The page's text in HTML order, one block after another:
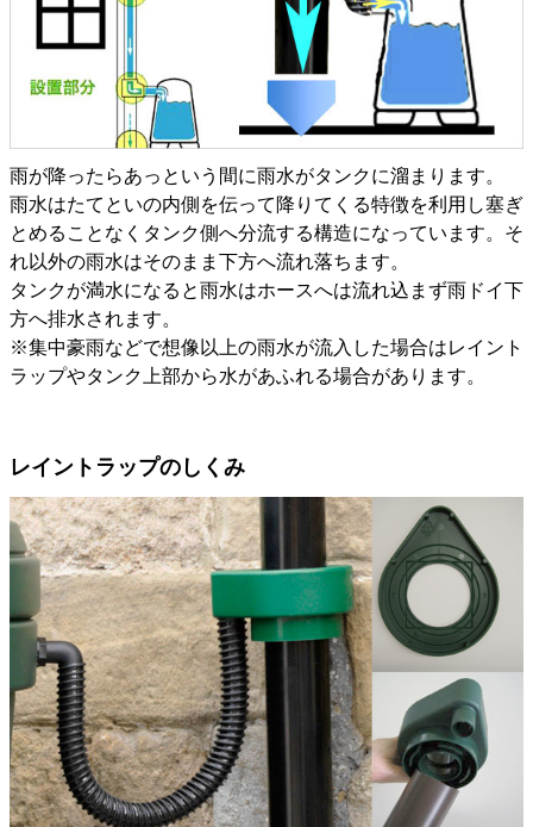
雨が降ったらあっという間に雨水がタンクに溜まります。
雨水はたてといの内側を伝って降りてくる特徴を利用し塞ぎ
とめることなくタンク側へ分流する構造になっています。そ
れ以外の雨水はそのまま下方へ流れ落ちます。
タンクが満水になると雨水はホースへは流れ込まず雨ドイ下
方へ排水されます。
※集中豪雨などで想像以上の雨水が流入した場合はレイント
ラップやタンク上部から水があふれる場合があります。
レイントラップのしくみ